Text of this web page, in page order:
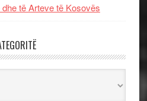
të Arteve të Kosovës